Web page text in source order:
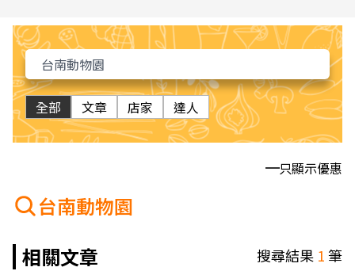
全部 文章 店家 達人
只顯示優惠
台南動物園
相關文章
搜尋結果 1筆